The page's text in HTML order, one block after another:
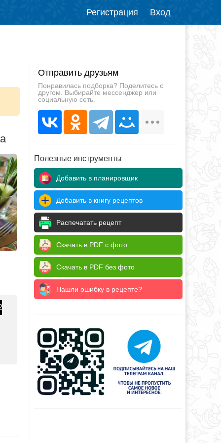
Регистрация Вход
Отправить друзьям
Понравилась подборка? Поделитесь с
другом. Выбирайте мессенджер или
социальную сеть.
Полезные инструменты
Добавить в планировщик
Добавить в книгу рецептов
Распечатать рецепт
Скачать в PDF с фото
Скачать в PDF без фото
Нашли ошибку в рецепте?